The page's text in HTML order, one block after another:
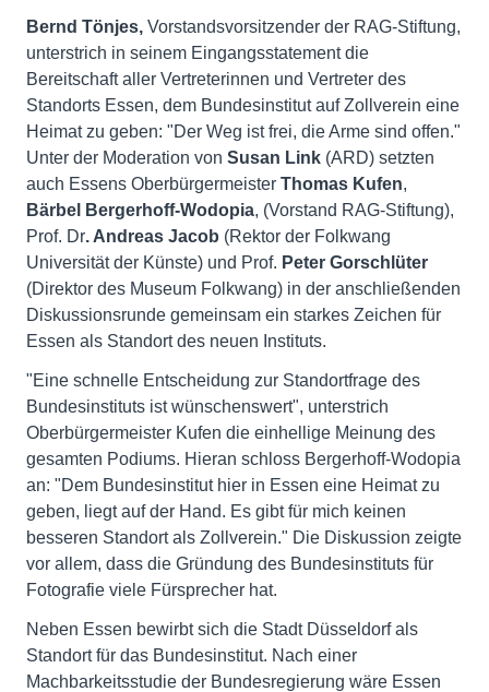
Bernd Tönjes, Vorstandsvorsitzender der RAG-Stiftung,
unterstrich in seinem Eingangsstatement die
Bereitschaft aller Vertreterinnen und Vertreter des
Standorts Essen, dem Bundesinstitut auf Zollverein eine
Heimat zu geben: "Der Weg ist frei, die Arme sind offen."
Unter der Moderation von Susan Link (ARD) setzten
auch Essens Oberbürgermeister Thomas Kufen,
Bärbel Bergerhoff-Wodopia, (Vorstand RAG-Stiftung),
Prof. Dr. Andreas Jacob (Rektor der Folkwang
Universität der Künste) und Prof. Peter Gorschlüter
(Direktor des Museum Folkwang) in der anschließenden
Diskussionsrunde gemeinsam ein starkes Zeichen für
Essen als Standort des neuen Instituts.
"Eine schnelle Entscheidung zur Standortfrage des
Bundesinstituts ist wünschenswert", unterstrich
Oberbürgermeister Kufen die einhellige Meinung des
gesamten Podiums. Hieran schloss Bergerhoff-Wodopia
an: "Dem Bundesinstitut hier in Essen eine Heimat zu
geben, liegt auf der Hand. Es gibt für mich keinen
besseren Standort als Zollverein." Die Diskussion zeigte
vor allem, dass die Gründung des Bundesinstituts für
Fotografie viele Fürsprecher hat.
Neben Essen bewirbt sich die Stadt Düsseldorf als
Standort für das Bundesinstitut. Nach einer
Machbarkeitsstudie der Bundesregierung wäre Essen